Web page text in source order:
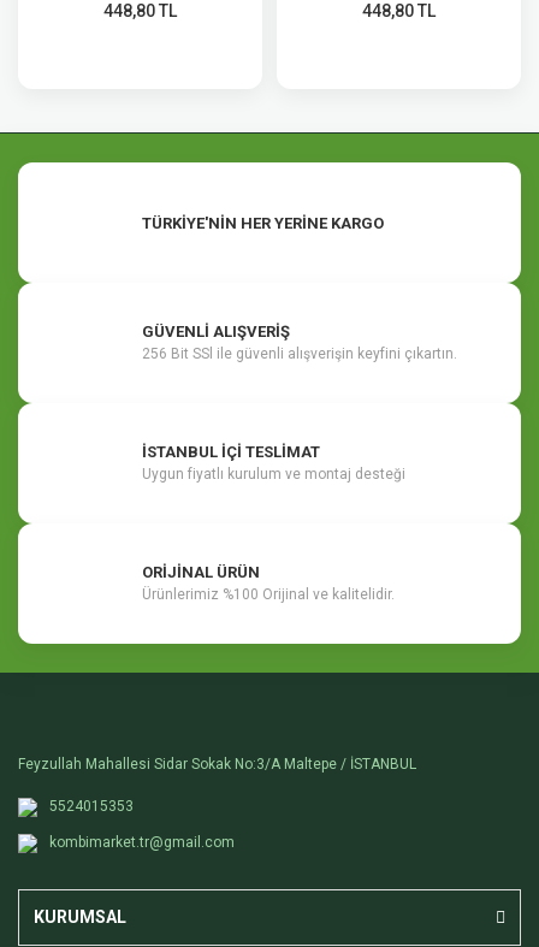
448,80 TL 448,80 TL
TÜRKİYE'NİN HER YERİNE KARGO
GÜVENLİ ALIŞVERİŞ
256 Bit SSl ile güvenli alışverişin keyfini çıkartın.
İSTANBUL İÇİ TESLİMAT
Uygun fiyatlı kurulum ve montaj desteği
ORİJİNAL ÜRÜN
Ürünlerimiz %100 Orijinal ve kalitelidir.
Feyzullah Mahallesi Sidar Sokak No:3/A Maltepe / İSTANBUL
5524015353
kombimarket.tr@gmail.com
KURUMSAL